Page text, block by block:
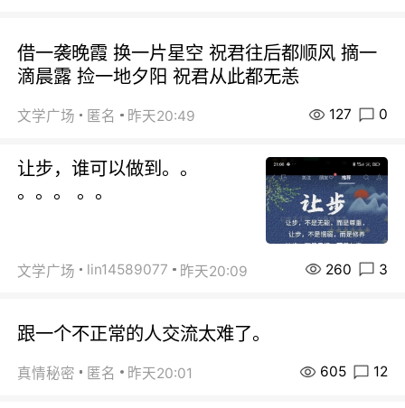
借一袭晚霞 换一片星空 祝君往后都顺风 摘一
滴晨露 捡一地夕阳 祝君从此都无恙
文学广场 匿名 昨天20:49 127 0
让步，谁可以做到。。
。。。 。。
文学广场 lin14589077 昨天20:09 260 3
跟一个不正常的人交流太难了。
真情秘密 匿名 昨天20:01 605 12